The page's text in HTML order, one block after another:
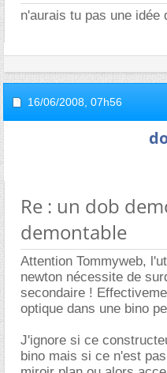
n'aurais tu pas une idée
16/06/2008, 07h56
Re : un dob
demontable
Attention Tommyweb,
newton nécessite de
secondaire !
optique dans une bino
J'ignore si ce
bino mais si ce n'est